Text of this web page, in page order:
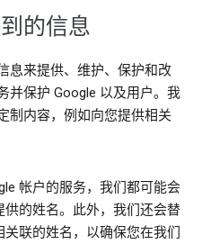
的信息
息来提供、维护、保护和改
并保护 Google 以及用户。我
制内容，例如向您提供相关
帐户的服务，我们都可能会
的姓名。此外，我们还会替
联的姓名，以确保您在我们